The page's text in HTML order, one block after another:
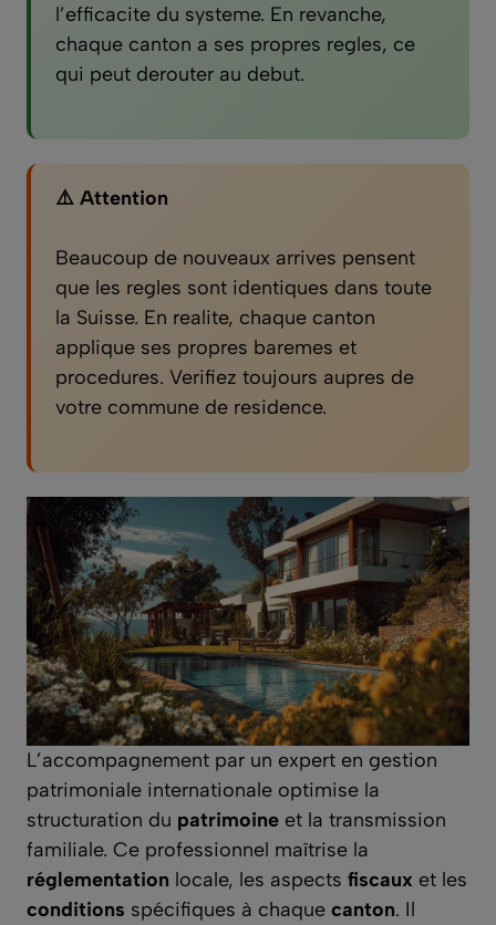
l’efficacite du systeme. En revanche,
chaque canton a ses propres regles, ce
qui peut derouter au debut.
⚠️ Attention
Beaucoup de nouveaux arrives pensent
que les regles sont identiques dans toute
la Suisse. En realite, chaque canton
applique ses propres baremes et
procedures. Verifiez toujours aupres de
votre commune de residence.
L’accompagnement par un expert en gestion
patrimoniale internationale optimise la
structuration du patrimoine et la transmission
familiale. Ce professionnel maîtrise la
réglementation locale, les aspects fiscaux et les
conditions spécifiques à chaque canton. Il